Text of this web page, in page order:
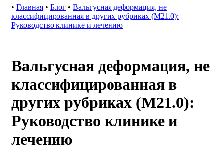
• Главная • Блог • Вальгусная деформация, не
классифицированная в других рубриках (M21.0):
Руководство клинике и лечению
Вальгусная деформация, не
классифицированная в
других рубриках (M21.0):
Руководство клинике и
лечению